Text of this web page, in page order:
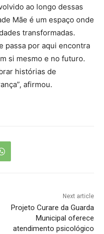
ao longo dessas
Mãe é um espaço onde
transformadas.
passa por aqui encontra
si mesmo e no futuro.
histórias de
afirmou.
Next article
Projeto Curare da Guarda
Municipal oferece
atendimento psicológico